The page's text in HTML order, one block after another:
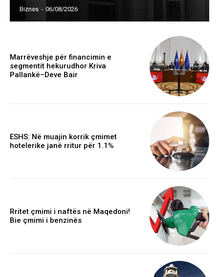
Biznes - 06/08/2026
Marrëveshje për financimin e
segmentit hekurudhor Kriva
Pallankë–Deve Bair
ESHS: Në muajin korrik çmimet
hotelerike janë rritur për 1.1%
Rritet çmimi i naftës në Maqedoni!
Bie çmimi i benzinës